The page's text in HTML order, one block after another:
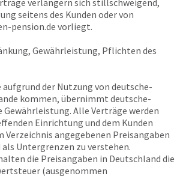
verlängern sich stillschweigend,
seitens des Kunden oder von
pension.de vorliegt.
Gewährleistung, Pflichten des
aufgrund der Nutzung von deutsche-
kommen, übernimmtdeutsche-
Gewährleistung. Alle Verträge werden
Einrichtung und dem Kunden
Verzeichnis angegebenen Preisangaben
als Untergrenzen zu verstehen.
die Preisangaben in Deutschland die
(ausgenommen